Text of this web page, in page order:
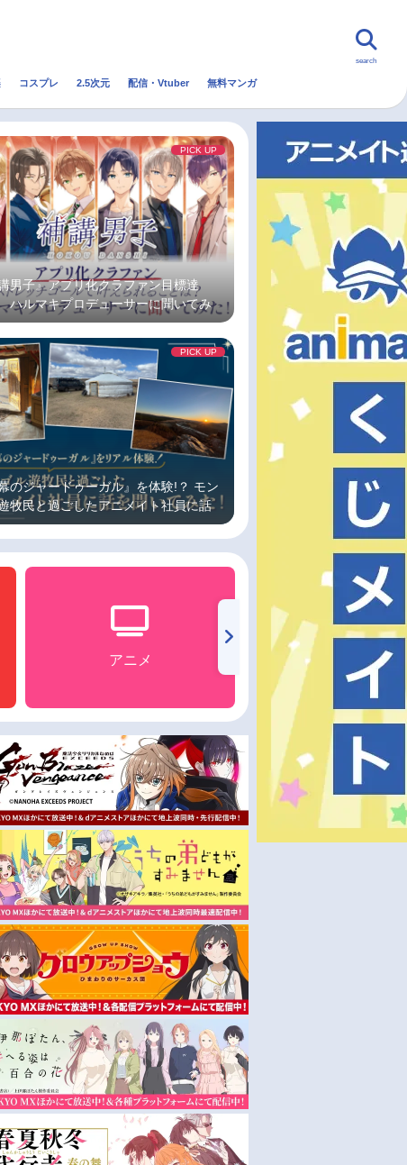
・Vtuber トレンド 無料マンガ
秋アニメ
冬アニメ
search
コスプレ 2.5次元 配信・Vtuber 無料マンガ
PICK UP
講男子』アプリ化クラファン目標達
ルマキプロデューサーに聞いてみ
PICK UP
のジャードゥーガル』を体験!？ モン
牧民と過ごしたアニメイト社員に話
てみた！
アニメ